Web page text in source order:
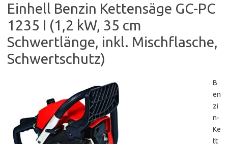
Einhell Benzin Kettensäge GC-PC
1235 I (1,2 kW, 35 cm
Schwertlänge, inkl. Mischflasche,
Schwertschutz)
B
en
zi
n-
Ke
tt